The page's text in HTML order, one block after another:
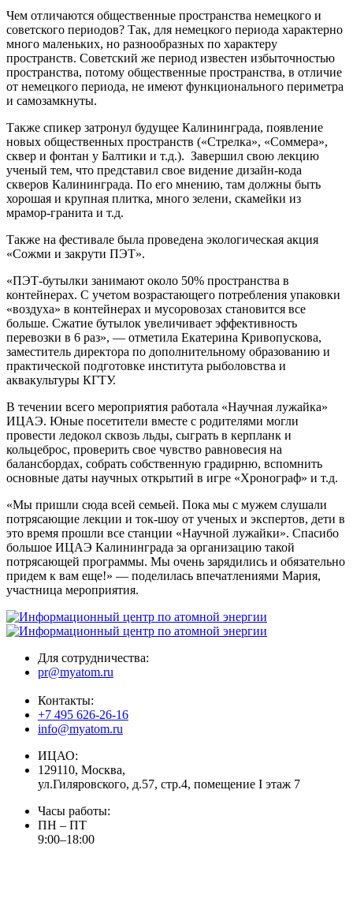
Чем отличаются общественные пространства немецкого и
советского периодов? Так, для немецкого периода характерно
много маленьких, но разнообразных по характеру
пространств. Советский же период известен избыточностью
пространства, потому общественные пространства, в отличие
от немецкого периода, не имеют функционального периметра
и самозамкнуты.
Также спикер затронул будущее Калининграда, появление
новых общественных пространств («Стрелка», «Соммера»,
сквер и фонтан у Балтики и т.д.). Завершил свою лекцию
ученый тем, что представил свое видение дизайн-кода
скверов Калининграда. По его мнению, там должны быть
хорошая и крупная плитка, много зелени, скамейки из
мрамор-гранита и т.д.
Также на фестивале была проведена экологическая акция
«Сожми и закрути ПЭТ».
«ПЭТ-бутылки занимают около 50% пространства в
контейнерах. С учетом возрастающего потребления упаковки
«воздуха» в контейнерах и мусоровозах становится все
больше. Сжатие бутылок увеличивает эффективность
перевозки в 6 раз», — отметила Екатерина Кривопускова,
заместитель директора по дополнительному образованию и
практической подготовке института рыболовства и
аквакультуры КГТУ.
В течении всего мероприятия работала «Научная лужайка»
ИЦАЭ. Юные посетители вместе с родителями могли
провести ледокол сквозь льды, сыграть в керпланк и
кольцеброс, проверить свое чувство равновесия на
балансбордах, собрать собственную градирню, вспомнить
основные даты научных открытий в игре «Хронограф» и т.д.
«Мы пришли сюда всей семьей. Пока мы с мужем слушали
потрясающие лекции и ток-шоу от ученых и экспертов, дети в
это время прошли все станции «Научной лужайки». Спасибо
большое ИЦАЭ Калининграда за организацию такой
потрясающей программы. Мы очень зарядились и обязательно
придем к вам еще!» — поделилась впечатлениями Мария,
участница мероприятия.
Для сотрудничества:
pr@myatom.ru
Контакты:
+7 495 626-26-16
info@myatom.ru
ИЦАО:
129110, Москва,
ул.Гиляровского, д.57, стр.4, помещение I этаж 7
Часы работы:
ПН – ПТ
9:00–18:00